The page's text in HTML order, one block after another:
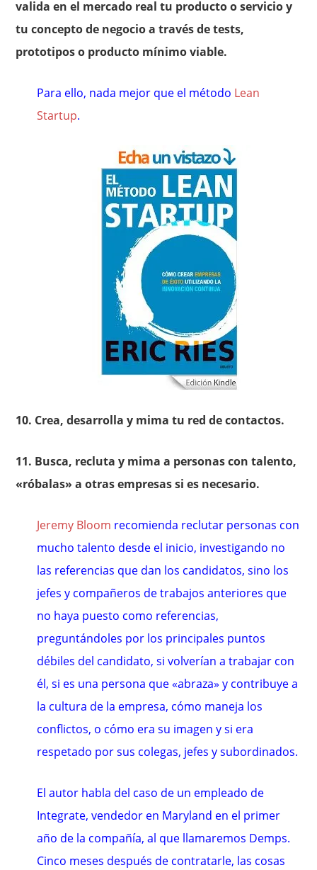
valida en el mercado real tu producto o servicio y
tu concepto de negocio a través de tests,
prototipos o producto mínimo viable.
Para ello, nada mejor que el método Lean
Startup.
10. Crea, desarrolla y mima tu red de contactos.
11. Busca, recluta y mima a personas con talento,
«róbalas» a otras empresas si es necesario.
Jeremy Bloom recomienda reclutar personas con
mucho talento desde el inicio, investigando no
las referencias que dan los candidatos, sino los
jefes y compañeros de trabajos anteriores que
no haya puesto como referencias,
preguntándoles por los principales puntos
débiles del candidato, si volverían a trabajar con
él, si es una persona que «abraza» y contribuye a
la cultura de la empresa, cómo maneja los
conflictos, o cómo era su imagen y si era
respetado por sus colegas, jefes y subordinados.
El autor habla del caso de un empleado de
Integrate, vendedor en Maryland en el primer
año de la compañía, al que llamaremos Demps.
Cinco meses después de contratarle, las cosas